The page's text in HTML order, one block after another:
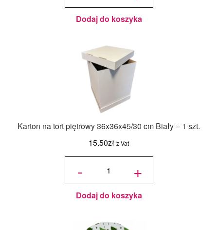
Zielony
Butelkowy
Dodaj do koszyka
Karton na tort piętrowy 36x36x45/30 cm Biały – 1 szt.
15.50zł z Vat
-
ilość Karton
36x36x45/30
cm Biały - 1
szt. +
Dodaj do koszyka